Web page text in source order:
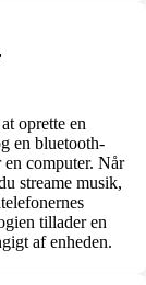
oprette en
en bluetooth-
en computer. Når
streame musik,
tillader en
af enheden.